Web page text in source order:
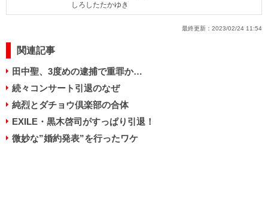
しろしたたかゆき
最終更新： 2023/02/24 11:54
関連記事
田中聖、3度めの逮捕で重罪か…
続々コンサート引退のなぜ
純烈とダチョウ倶楽部の合体
EXILE・黒木啓司がすっぱり引退！
微妙な”婚約発表”を行ったワケ